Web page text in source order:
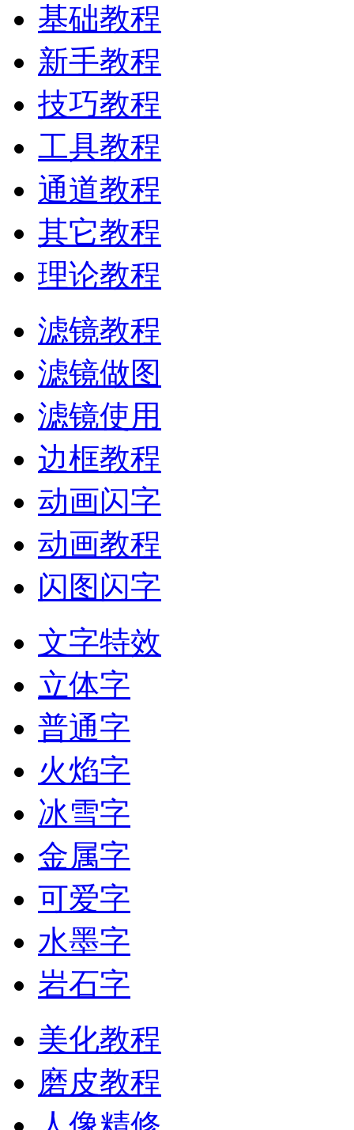
基础教程
新手教程
技巧教程
工具教程
通道教程
其它教程
理论教程
滤镜教程
滤镜做图
滤镜使用
边框教程
动画闪字
动画教程
闪图闪字
文字特效
立体字
普通字
火焰字
冰雪字
金属字
可爱字
水墨字
岩石字
美化教程
磨皮教程